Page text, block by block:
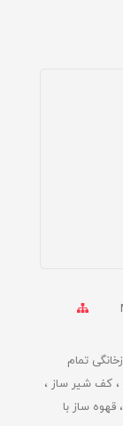
تمام
کف شیر ساز
قهوه ساز با